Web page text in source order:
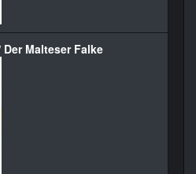
Malteser Falke